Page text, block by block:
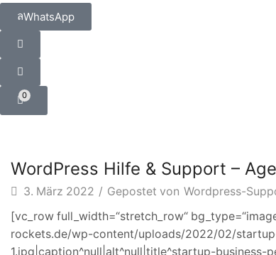
WhatsApp
0
Uncategorized
WordPress Hilfe & Support –
3. März 2022 / Gepostet von Wordpress-
[vc_row full_width=“stretch_row“
rockets.de/wp-content/uploads/2022/02/
1.jpg|caption^null|alt^null|title^startup-